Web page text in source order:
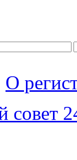
О
совет